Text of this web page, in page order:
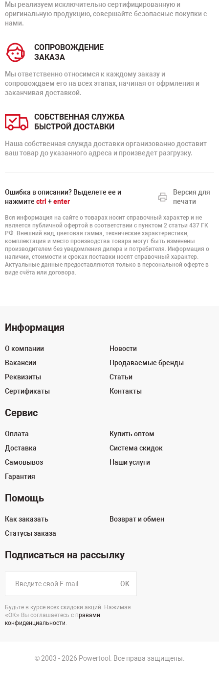
Мы реализуем исключительно сертифицированную и
оригинальную продукцию, совершайте безопасные покупки с
нами.
СОПРОВОЖДЕНИЕ
ЗАКАЗА
Мы ответственно относимся к каждому заказу и
сопровождаем его на всех этапах, начиная от офрмления и
заканчивая доставкой.
СОБСТВЕННАЯ СЛУЖБА
БЫСТРОЙ ДОСТАВКИ
Наша собственная служда доставки организованно доставит
ваш товар до указанного адреса и произведет разгрузку.
Ошибка в описании? Выделете ее и
нажмите ctrl +enter
Версия для
печати
Вся информация на сайте о товарах носит справочный характер и не
является публичной офертой в соответствии с пунктом 2 статьи 437 ГК
РФ. Внешний вид, цветовая гамма, технические характеристики,
комплектация и место производства товара могут быть изменены
производителем без уведомления дилера и потребителя. Информация о
наличии, стоимости и сроках поставки носят справочный характер.
Актуальные данные предоставляются только в персональной оферте в
виде счёта или договора.
Информация
О компании
Вакансии
Реквизиты
Сертификаты
Новости
Продаваемые бренды
Статьи
Контакты
Сервис
Оплата
Доставка
Самовывоз
Гарантия
Купить оптом
Система скидок
Наши услуги
Помощь
Как заказать
Статусы заказа
Возврат и обмен
Подписаться на рассылку
OK
Будьте в курсе всех скидоки акций. Нажимая
«ОК» Вы соглашаетесь с правами
конфиденциальности.
© 2003 - 2026 Powertool. Все права защищены.